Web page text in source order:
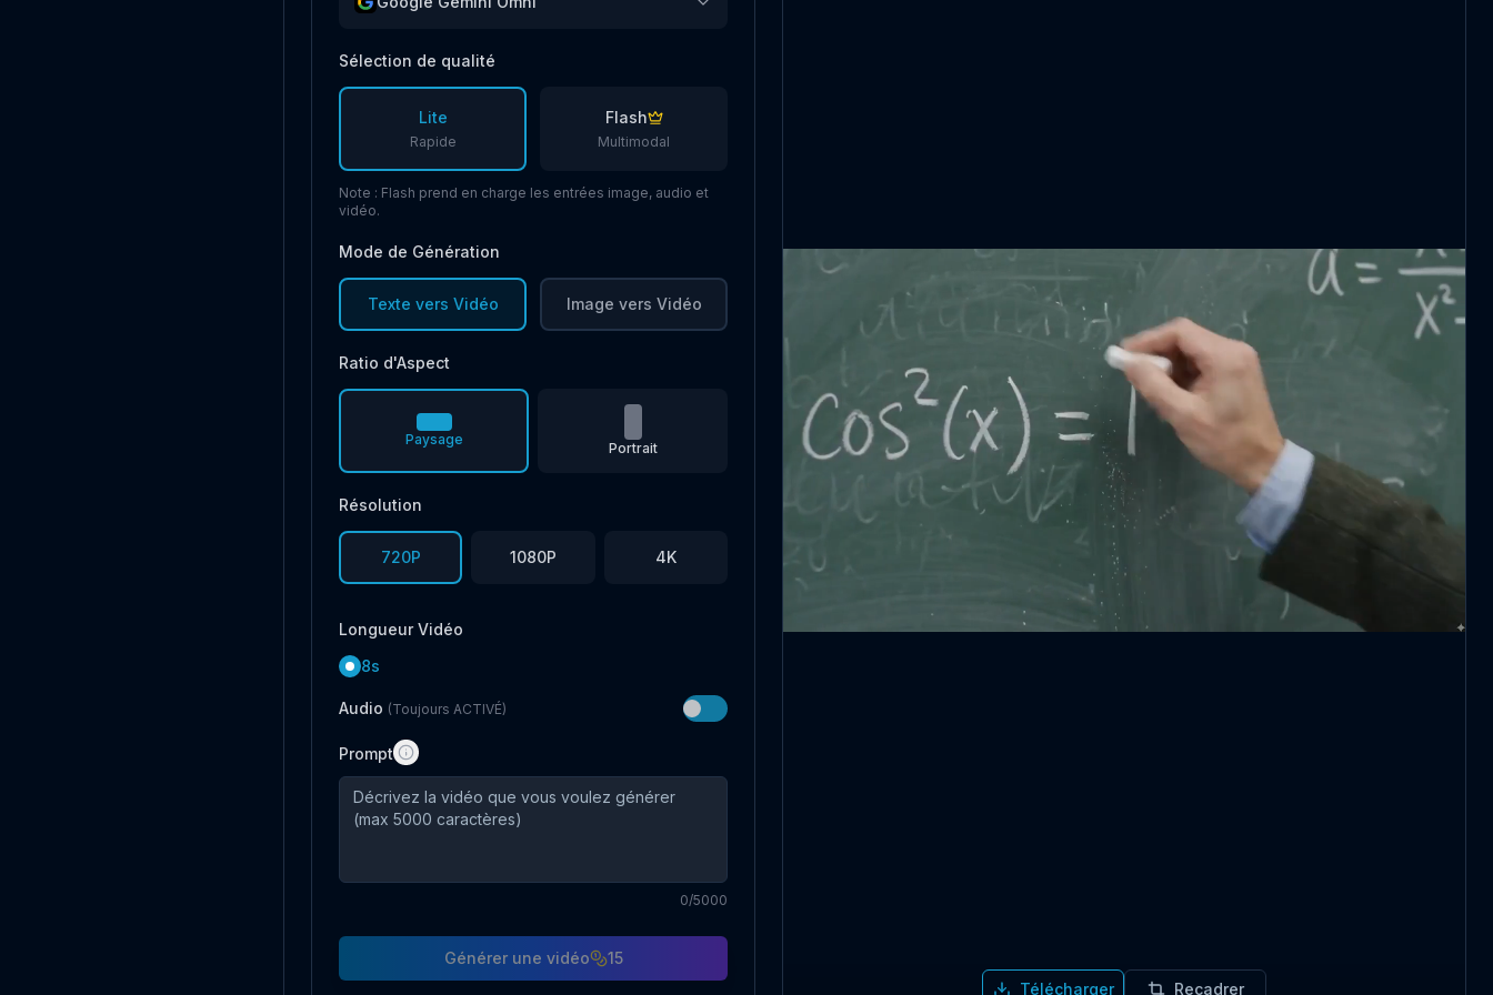
Sélection de qualité
Lite
Rapide
Flash
Multimodal
Note : Flash prend en charge les entrées image, audio et
vidéo.
Mode de Génération
Texte vers Vidéo Image vers Vidéo
Ratio d'Aspect
Paysage
Portrait
Résolution
720P 1080P 4K
Longueur Vidéo
8s
Audio (Toujours ACTIVÉ)
Prompt
0/5000
Générer une vidéo
15
Télécharger
Recadrer